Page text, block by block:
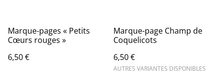
Marque-pages « Petits
Cœurs rouges »
6,50 €
Marque-page Champ de
Coquelicots
6,50 €
AUTRES VARIANTES DISPONIBLES